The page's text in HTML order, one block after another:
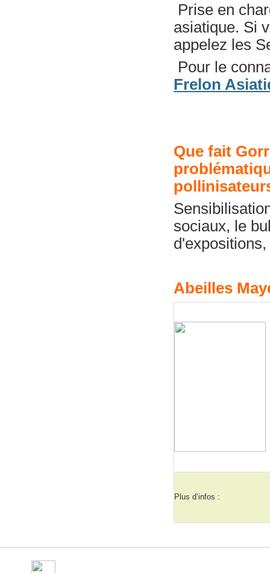
Prise en
asiatique. Si
appelez les
Pour le
Frelon
Que fait
sociaux, le
Abeilles
Plus d’infos :